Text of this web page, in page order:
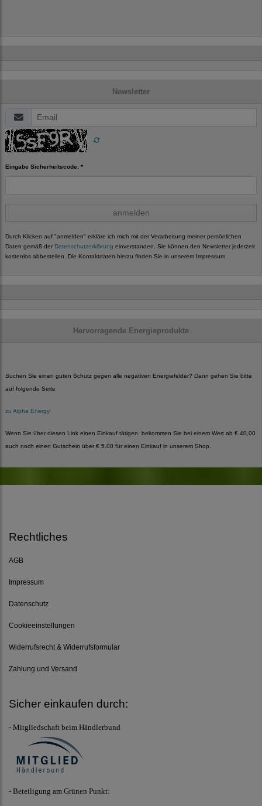
Newsletter
Eingabe Sicherheitscode: *
anmelden
Durch Klicken auf "anmelden" erkläre ich mich mit der Verarbeitung meiner persönlichen
Daten gemäß der Datenschutzerklärung einverstanden. Sie können den Newsletter jederzeit
kostenlos abbestellen. Die Kontaktdaten hierzu finden Sie in unserem Impressum.
Hervorragende Energieprodukte
Suchen Sie einen guten Schutz gegen alle negativen Energiefelder? Dann gehen Sie bitte
auf folgende Seite
zu Alpha Energy
Wenn Sie über diesen Link einen Einkauf tätigen, bekommen Sie bei einem Wert ab € 40,00
auch noch einen Gutschein über € 5.00 für einen Einkauf in unserem Shop.
Rechtliches
AGB
Impressum
Datenschutz
Cookieeinstellungen
Widerrufsrecht & Widerrufsformular
Zahlung und Versand
Sicher einkaufen durch:
- Mitgliedschaft beim Händlerbund
- Beteiligung am Grünen Punkt: